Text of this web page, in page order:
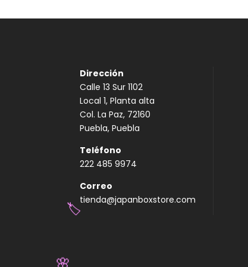
Dirección
Calle 13 Sur 1102
Local 1, Planta alta
Col. La Paz, 72160
Puebla, Puebla
Teléfono
222 485 9974
Correo
tienda@japanboxstore.com